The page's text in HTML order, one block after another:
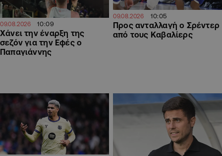
09.08.2026 10:09
Χάνει την έναρξη της
σεζόν για την Εφές ο
Παπαγιάννης
09.08.2026 10:05
Προς ανταλλαγή ο Σρέντερ
από τους Καβαλίερς